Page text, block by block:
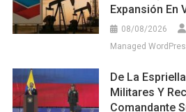
Managed
CATEGORÍAS
Actualidad (13.877)